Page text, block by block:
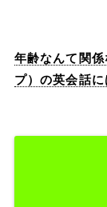
年齢なんて関
プ）の英会話